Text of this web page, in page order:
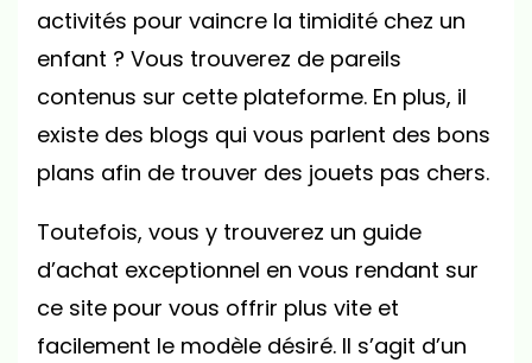
activités pour vaincre la timidité chez un
enfant ? Vous trouverez de pareils
contenus sur cette plateforme. En plus, il
existe des blogs qui vous parlent des bons
plans afin de trouver des jouets pas chers.
Toutefois, vous y trouverez un guide
d’achat exceptionnel en vous rendant sur
ce site pour vous offrir plus vite et
facilement le modèle désiré. Il s’agit d’un